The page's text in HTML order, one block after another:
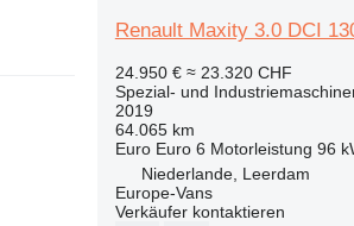
Renault Maxity 3.0 DCI
24.950 € ≈ 23.320 CHF
Spezial- und
2019
64.065 km
Euro Euro 6 Motorleistung 96
Niederlande, Leerdam
Europe-Vans
Verkäufer kontaktieren